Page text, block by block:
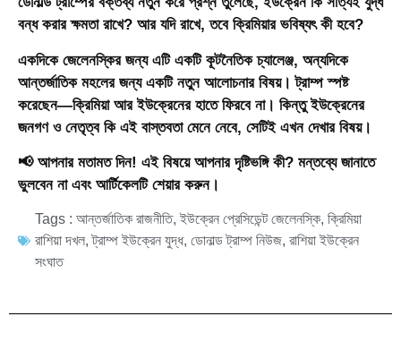
বন্ধ করার ক্ষমতা রাখে? আর যদি রাখে, তবে ক্রিমিয়ার ভবিষ্যৎ কী হবে?
একদিকে জেলেনস্কির জন্য এটি একটি কূটনৈতিক চ্যালেঞ্জ, অন্যদিকে
আন্তর্জাতিক মহলের জন্য একটি নতুন আলোচনার বিষয়। ট্রাম্প স্পষ্ট
করেছেন—ক্রিমিয়া আর ইউক্রেনের হাতে ফিরবে না। কিন্তু ইউক্রেনের
জনগণ ও নেতৃত্ব কি এই বাস্তবতা মেনে নেবে, সেটিই এখন দেখার বিষয়।
📢 আপনার মতামত দিন! এই বিষয়ে আপনার দৃষ্টিভঙ্গি কী? মন্তব্যে জানাতে
ভুলবেন না এবং আর্টিকেলটি শেয়ার করুন।
Tags : আন্তর্জাতিক রাজনীতি,ইউক্রেন প্রেসিডেন্ট জেলেনস্কি, ক্রিমিয়া
রাশিয়া দখল,ট্রাম্প ইউক্রেন যুদ্ধ, ডোনাল্ড ট্রাম্প নিউজ, রাশিয়া ইউক্রেন
সংঘাত